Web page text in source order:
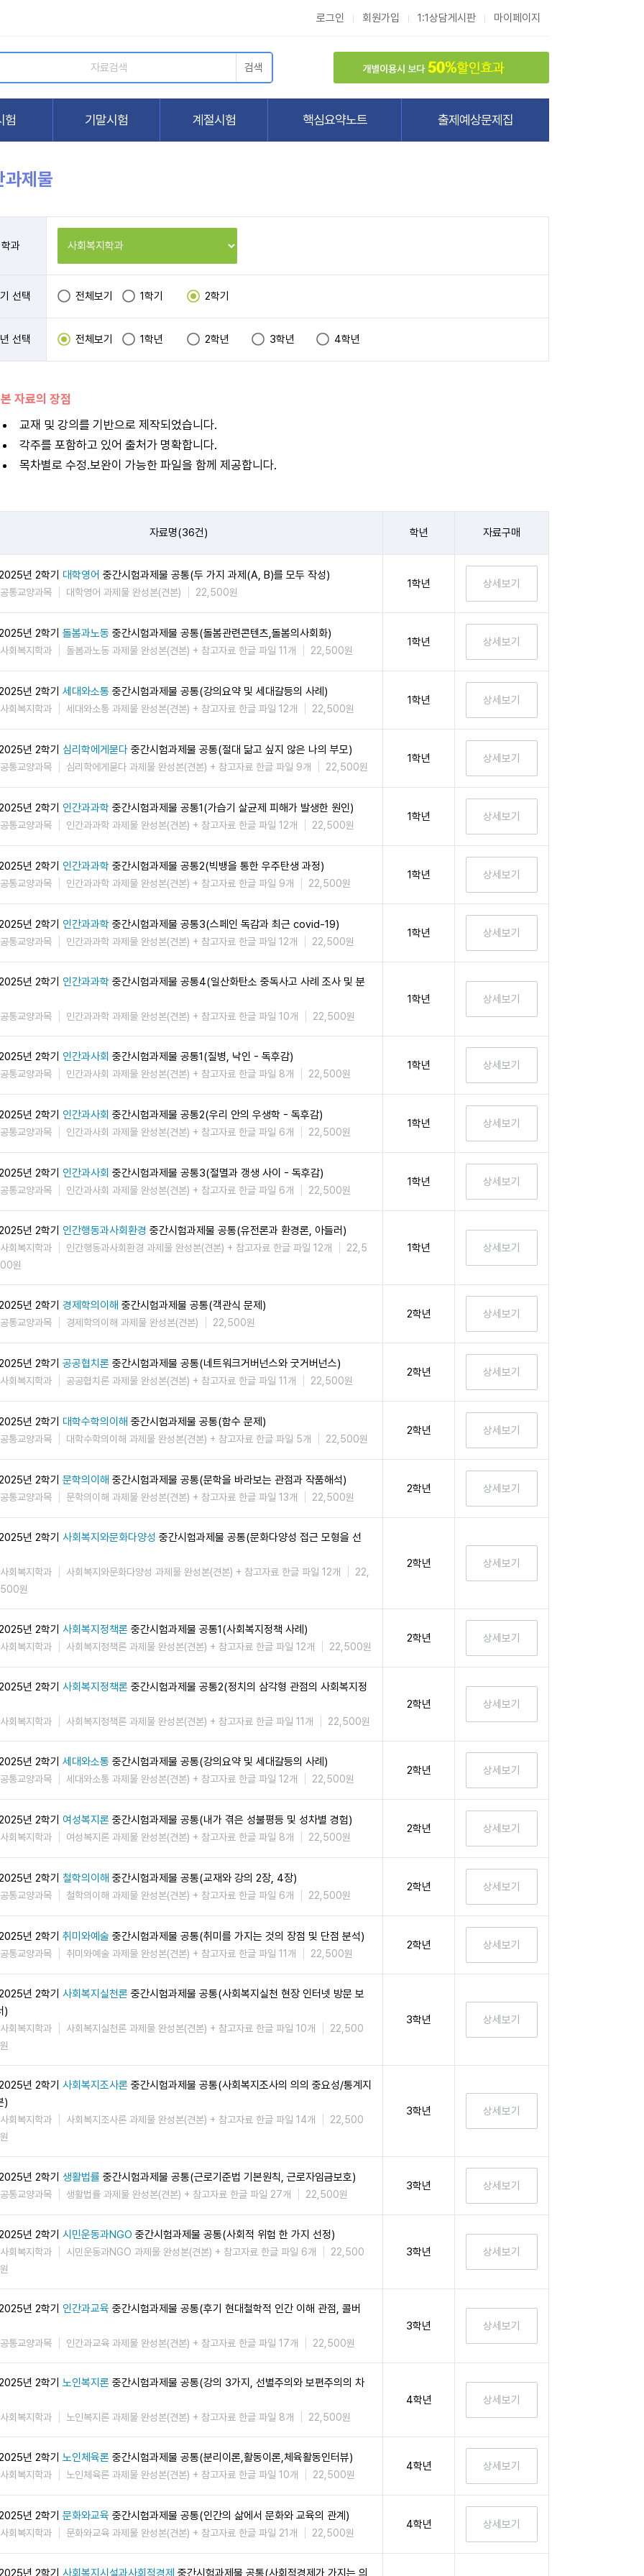
로그인 회원가입 1:1상담게시판 마이페이지
과제물
학과
선택 전체보기 1학기 2학기
선택 전체보기 1학년 2학년 3학년 4학년
자료의 장점
교재 및 강의를 기반으로 제작되었습니다.
각주를 포함하고 있어 출처가 명확합니다.
목차별로 수정.보완이 가능한 파일을 함께 제공합니다.
자료명(36건) 학년 자료구매
년 2학기 대학영어 중간시험과제물 공통(두 가지 과제(A, B)를 모두 작성)
공통교양과목 대학영어 과제물 완성본(견본) 22,500원
1학년
년 2학기 돌봄과노동 중간시험과제물 공통(돌봄관련콘텐츠,돌봄의사회화)
사회복지학과 돌봄과노동 과제물 완성본(견본) + 참고자료 한글 파일 11개 22,500원
1학년
년 2학기 세대와소통 중간시험과제물 공통(강의요약 및 세대갈등의 사례)
사회복지학과 세대와소통 과제물 완성본(견본) + 참고자료 한글 파일 12개 22,500원
1학년
년 2학기 심리학에게묻다 중간시험과제물 공통(절대 닮고 싶지 않은 나의 부모)
공통교양과목 심리학에게묻다 과제물 완성본(견본) + 참고자료 한글 파일 9개 22,500원
1학년
년 2학기 인간과과학 중간시험과제물 공통1(가습기 살균제 피해가 발생한 원인)
공통교양과목 인간과과학 과제물 완성본(견본) + 참고자료 한글 파일 12개 22,500원
1학년
년 2학기 인간과과학 중간시험과제물 공통2(빅뱅을 통한 우주탄생 과정)
공통교양과목 인간과과학 과제물 완성본(견본) + 참고자료 한글 파일 9개 22,500원
1학년
년 2학기 인간과과학 중간시험과제물 공통3(스페인 독감과 최근 covid-19)
공통교양과목 인간과과학 과제물 완성본(견본) + 참고자료 한글 파일 12개 22,500원
1학년
년 2학기 인간과과학 중간시험과제물 공통4(일산화탄소 중독사고 사례 조사 및 분
공통교양과목 인간과과학 과제물 완성본(견본) + 참고자료 한글 파일 10개 22,500원
1학년
년 2학기 인간과사회 중간시험과제물 공통1(질병, 낙인 - 독후감)
공통교양과목 인간과사회 과제물 완성본(견본) + 참고자료 한글 파일 8개 22,500원
1학년
년 2학기 인간과사회 중간시험과제물 공통2(우리 안의 우생학 - 독후감)
공통교양과목 인간과사회 과제물 완성본(견본) + 참고자료 한글 파일 6개 22,500원
1학년
년 2학기 인간과사회 중간시험과제물 공통3(절멸과 갱생 사이 - 독후감)
공통교양과목 인간과사회 과제물 완성본(견본) + 참고자료 한글 파일 6개 22,500원
1학년
년 2학기 인간행동과사회환경 중간시험과제물 공통(유전론과 환경론, 아들러)
사회복지학과 인간행동과사회환경 과제물 완성본(견본) + 참고자료 한글 파일 12개
22,5
00원
1학년
년 2학기 경제학의이해 중간시험과제물 공통(객관식 문제)
공통교양과목 경제학의이해 과제물 완성본(견본) 22,500원
2학년
년 2학기 공공협치론 중간시험과제물 공통(네트워크거버넌스와 굿거버넌스)
사회복지학과 공공협치론 과제물 완성본(견본) + 참고자료 한글 파일 11개 22,500원
2학년
년 2학기 대학수학의이해 중간시험과제물 공통(함수 문제)
공통교양과목 대학수학의이해 과제물 완성본(견본) + 참고자료 한글 파일 5개 22,500원
2학년
년 2학기 문학의이해 중간시험과제물 공통(문학을 바라보는 관점과 작품해석)
공통교양과목 문학의이해 과제물 완성본(견본) + 참고자료 한글 파일 13개 22,500원
2학년
년 2학기 사회복지와문화다양성 중간시험과제물 공통(문화다양성 접근 모형을 선
사회복지학과 사회복지와문화다양성 과제물 완성본(견본) + 참고자료 한글 파일 12개
22,
500원
2학년
년 2학기 사회복지정책론 중간시험과제물 공통1(사회복지정책 사례)
사회복지학과 사회복지정책론 과제물 완성본(견본) + 참고자료 한글 파일 12개 22,500원
2학년
년 2학기 사회복지정책론 중간시험과제물 공통2(정치의 삼각형 관점의 사회복지정
사회복지학과 사회복지정책론 과제물 완성본(견본) + 참고자료 한글 파일 11개 22,500원
2학년
년 2학기 세대와소통 중간시험과제물 공통(강의요약 및 세대갈등의 사례)
공통교양과목 세대와소통 과제물 완성본(견본) + 참고자료 한글 파일 12개 22,500원
2학년
년 2학기 여성복지론 중간시험과제물 공통(내가 겪은 성불평등 및 성차별 경험)
사회복지학과 여성복지론 과제물 완성본(견본) + 참고자료 한글 파일 8개 22,500원
2학년
년 2학기 철학의이해 중간시험과제물 공통(교재와 강의 2장, 4장)
공통교양과목 철학의이해 과제물 완성본(견본) + 참고자료 한글 파일 6개 22,500원
2학년
년 2학기 취미와예술 중간시험과제물 공통(취미를 가지는 것의 장점 및 단점 분석)
공통교양과목 취미와예술 과제물 완성본(견본) + 참고자료 한글 파일 11개 22,500원
2학년
년 2학기 사회복지실천론 중간시험과제물 공통(사회복지실천 현장 인터넷 방문 보
)
사회복지학과 사회복지실천론 과제물 완성본(견본) + 참고자료 한글 파일 10개
22,500
원
3학년
년 2학기 사회복지조사론 중간시험과제물 공통(사회복지조사의 의의 중요성/통계지
)
사회복지학과 사회복지조사론 과제물 완성본(견본) + 참고자료 한글 파일 14개
22,500
원
3학년
년 2학기 생활법률 중간시험과제물 공통(근로기준법 기본원칙, 근로자임금보호)
공통교양과목 생활법률 과제물 완성본(견본) + 참고자료 한글 파일 27개 22,500원
3학년
년 2학기 시민운동과NGO 중간시험과제물 공통(사회적 위험 한 가지 선정)
사회복지학과 시민운동과NGO 과제물 완성본(견본) + 참고자료 한글 파일 6개
22,500
원
3학년
년 2학기 인간과교육 중간시험과제물 공통(후기 현대철학적 인간 이해 관점, 콜버
공통교양과목 인간과교육 과제물 완성본(견본) + 참고자료 한글 파일 17개 22,500원
3학년
년 2학기 노인복지론 중간시험과제물 공통(강의 3가지, 선별주의와 보편주의의 차
사회복지학과 노인복지론 과제물 완성본(견본) + 참고자료 한글 파일 8개 22,500원
4학년
년 2학기 노인체육론 중간시험과제물 공통(분리이론,활동이론,체육활동인터뷰)
사회복지학과 노인체육론 과제물 완성본(견본) + 참고자료 한글 파일 10개 22,500원
4학년
년 2학기 문화와교육 중간시험과제물 공통(인간의 삶에서 문화와 교육의 관계)
사회복지학과 문화와교육 과제물 완성본(견본) + 참고자료 한글 파일 21개 22,500원
4학년
년 2학기 사회복지시설과사회적경제 중간시험과제물 공통(사회적경제가 가지는 의